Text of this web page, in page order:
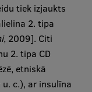
tiek izjaukts
2. tipa
, 2009]. Citi
2. tipa CD
etniskā
c.), ar insulīna